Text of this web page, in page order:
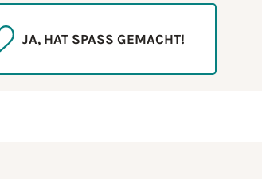
JA, HAT SPASS GEMACHT!